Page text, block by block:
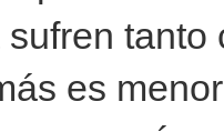
es